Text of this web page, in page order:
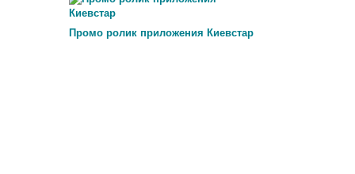
Промо ролик приложения Киевстар